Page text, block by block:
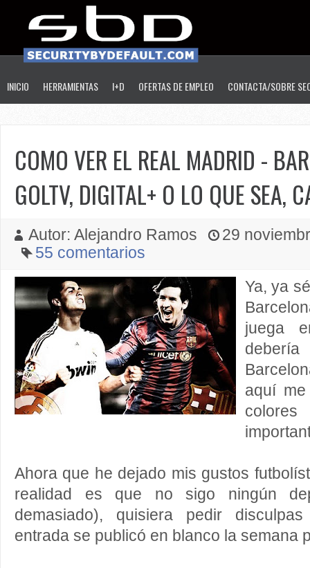
INICIO HERRAMIENTAS I+D OFERTAS DE EMPLEO CONTACTA/SOBRE
COMO VER EL REAL MADRID -
GOLTV, DIGITAL+ O LO QUE SEA,
Autor: Alejandro Ramos
29
55 comentarios
Ya, ya
juega
aquí
Ahora que he dejado mis gustos
realidad es que no sigo ningún
demasiado), quisiera pedir
entrada se publicó en blanco la semana